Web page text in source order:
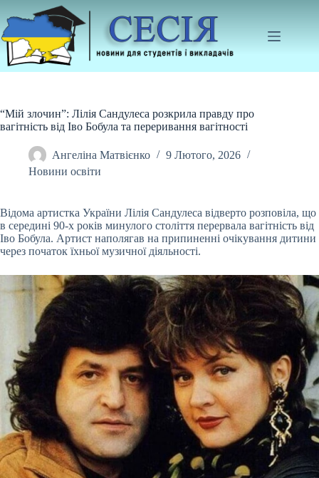
до
вмісту
“Мій злочин”: Лілія Сандулеса розкрила правду про
вагітність від Іво Бобула та переривання вагітності
Ангеліна Матвієнко
9 Лютого, 2026
Новини освіти
Відома артистка України Лілія Сандулеса відверто розповіла, що
в середині 90-х років минулого століття перервала вагітність від
Іво Бобула. Артист наполягав на припиненні очікування дитини
через початок їхньої музичної діяльності.